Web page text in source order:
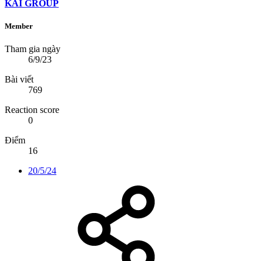
KAI GROUP
Member
Tham gia ngày
6/9/23
Bài viết
769
Reaction score
0
Điểm
16
20/5/24